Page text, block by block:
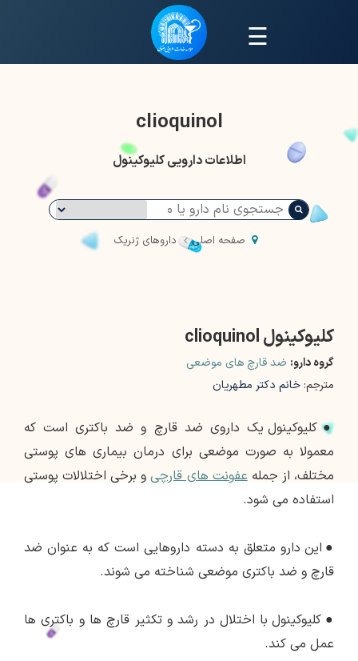
☰
clioquinol
اطلاعات دارویی کلیوکینول
صفحه اصلی داروهای ژنریک
کلیوکینول clioquinol
گروه دارو: ضد قارچ های موضعی
مترجم: خانم دکتر مطهریان
●کلیوکینول یک داروی ضد قارچ و ضد باکتری است که
معمولا به صورت موضعی برای درمان بیماری های پوستی
مختلف، از جملهعفونت های قارچیو برخی اختلالات پوستی
استفاده می شود.
● این دارو متعلق به دسته داروهایی است که به عنوان ضد
قارچ و ضد باکتری موضعی شناخته می شوند.
● کلیوکینول با اختلال در رشد و تکثیر قارچ ها و باکتری ها
عمل می کند.